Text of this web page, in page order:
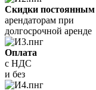
Скидки постоянным
арендаторам при
долгосрочной аренде
Оплата
с НДС
и без